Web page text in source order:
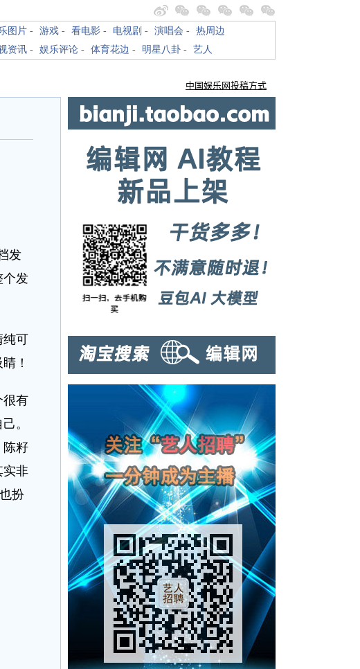
图片 - 游戏 - 看电影 - 电视剧 - 演唱会 - 热周边
资讯 - 娱乐评论 - 体育花边 - 明星八卦 - 艺人
发
个发
可
！
有
。
陈籽
实非
扮